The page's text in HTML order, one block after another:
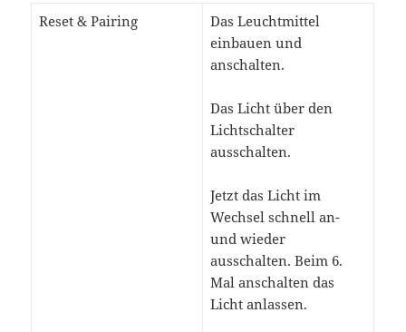
Reset & Pairing
Das Leuchtmittel
einbauen und
anschalten.
Das Licht über den
Lichtschalter
ausschalten.
Jetzt das Licht im
Wechsel schnell an-
und wieder
ausschalten. Beim 6.
Mal anschalten das
Licht anlassen.